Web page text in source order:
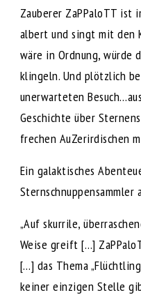
Zauberer ZaPPaloTT ist
albert und singt mit den
wäre in Ordnung, würde
klingeln. Und plötzlich
unerwarteten
Geschichte über
frechen AuZerirdischen
Ein galaktisches
Sternschnuppensammler
„Auf skurrile,
Weise greift […]
[…] das Thema
keiner einzigen Stelle